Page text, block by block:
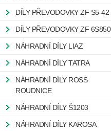
DÍLY PŘEVODOVKY ZF S5-42
DÍLY PŘEVODOVKY ZF 6S850
NÁHRADNÍ DÍLY LIAZ
NÁHRADNÍ DÍLY TATRA
NÁHRADNÍ DÍLY ROSS
ROUDNICE
NÁHRADNÍ DÍLY Š1203
NÁHRADNÍ DÍLY KAROSA